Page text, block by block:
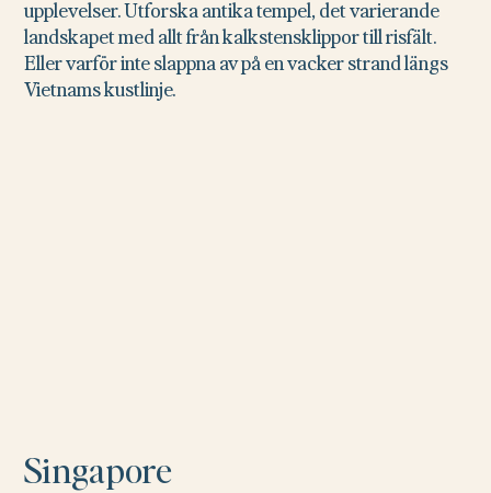
upplevelser. Utforska antika tempel, det varierande
landskapet med allt från kalkstensklippor till risfält.
Eller varför inte slappna av på en vacker strand längs
Vietnams kustlinje.
Singapore